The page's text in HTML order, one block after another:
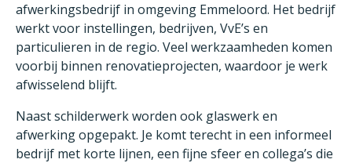
afwerkingsbedrijf in omgeving Emmeloord. Het bedrijf
werkt voor instellingen, bedrijven, VvE’s en
particulieren in de regio. Veel werkzaamheden komen
voorbij binnen renovatieprojecten, waardoor je werk
afwisselend blijft.
Naast schilderwerk worden ook glaswerk en
afwerking opgepakt. Je komt terecht in een informeel
bedrijf met korte lijnen, een fijne sfeer en collega’s die